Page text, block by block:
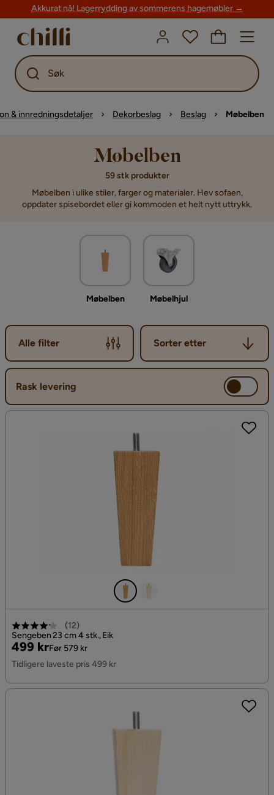
Akkurat nå! Lagerrydding av sommerens hagemøbler →
Søk
& innredningsdetaljer Dekorbeslag Beslag Møbelben
Møbelben
59 stk produkter
Møbelben i ulike stiler, farger og materialer. Hev sofaen,
oppdater spisebordet eller gi kommoden et helt nytt uttrykk.
Møbelben Møbelhjul
Alle filter
Sorter etter
Sorter etter
Rask levering
(12)
Sengeben 23 cm 4 stk., Eik
Pris
499 kr
Original
Pris
Før 579 kr
Tidligere laveste pris 499 kr